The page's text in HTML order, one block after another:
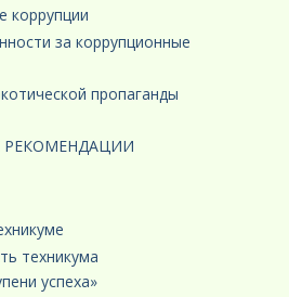
коррупции
за коррупционные
пропаганды
РЕКОМЕНДАЦИИ
техникума
успеха»